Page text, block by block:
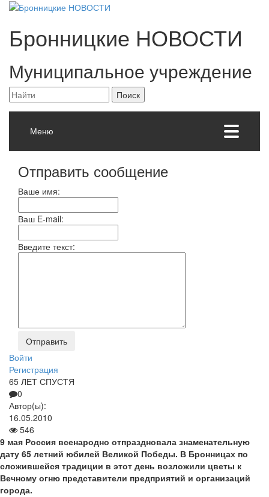
Бронницкие НОВОСТИ
Муниципальное учреждение
Меню
Отправить сообщение
Ваше имя:
Ваш E-mail:
Введите текст:
Войти
Регистрация
65 ЛЕТ СПУСТЯ
0
Автор(ы):
16.05.2010
546
9 мая Россия всенародно отпраздновала знаменательную
дату 65 летний юбилей Великой Победы. В Бронницах по
сложившейся традиции в этот день возложили цветы к
Вечному огню представители предприятий и организаций
города.